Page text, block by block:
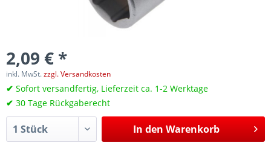
2,09 € *
inkl. MwSt.zzgl. Versandkosten
✔ Sofort versandfertig, Lieferzeit ca. 1-2 Werktage
✔ 30 Tage Rückgaberecht
In den Warenkorb